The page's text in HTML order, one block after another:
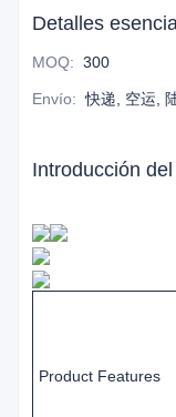
Detalles
MOQ: 300
Envío: 快递, 空运,
Introducción
Product Features